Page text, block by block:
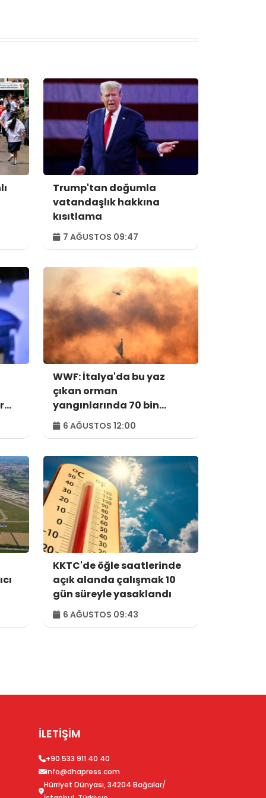
Trump'tan doğumla
vatandaşlık hakkına
kısıtlama
7 AĞUSTOS 09:47
WWF: İtalya'da bu yaz
çıkan orman
yangınlarında 70 bin
hektar alan kül oldu
6 AĞUSTOS 12:00
KKTC'de öğle saatlerinde
açık alanda çalışmak 10
gün süreyle yasaklandı
6 AĞUSTOS 09:43
İLETİŞİM
+90 533 911 40 40
info@dhapress.com
Hürriyet Dünyası, 34204 Bağcılar/